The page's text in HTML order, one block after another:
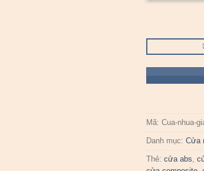
Mã:Cua-nhua-
Danh mục:Cửa
Thẻ:cửa abs,